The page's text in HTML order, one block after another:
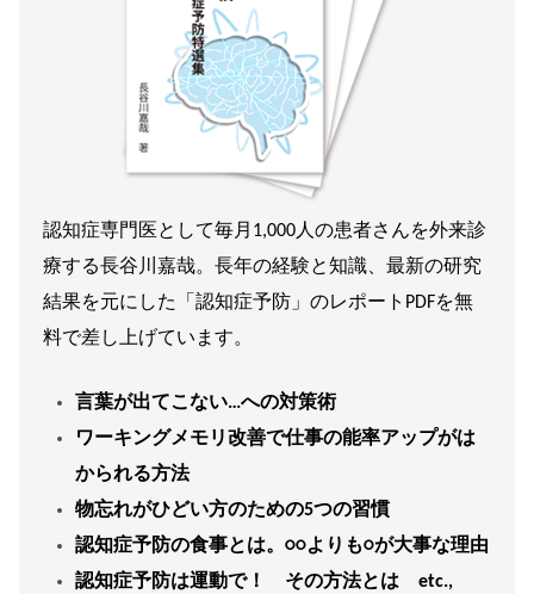
認知症専門医として毎月1,000人の患者さんを外来診
療する長谷川嘉哉。長年の経験と知識、最新の研究
結果を元にした「認知症予防」のレポートPDFを無
料で差し上げています。
言葉が出てこない…への対策術
ワーキングメモリ改善で仕事の能率アップがは
かられる方法
物忘れがひどい方のための5つの習慣
認知症予防の食事とは。○○よりも○が大事な理由
認知症予防は運動で！ その方法とは etc.,